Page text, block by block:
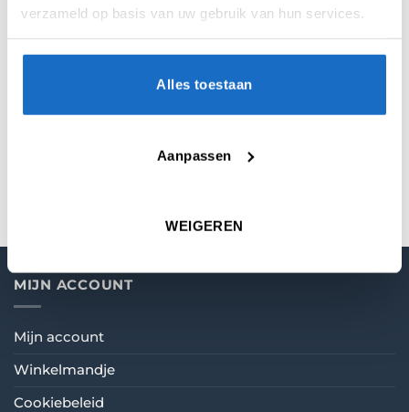
verzameld op basis van uw gebruik van hun services.
Alles toestaan
Aanpassen
WEIGEREN
AANVULLENDE INFORMATIE
BEOORDELINGEN (0)
MICRON 100
MIJN ACCOUNT
Mijn account
Winkelmandje
Cookiebeleid